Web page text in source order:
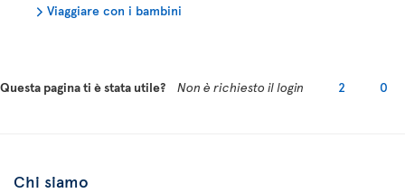
Viaggiare con i bambini
Questa pagina ti è stata utile? Non è richiesto il login 2 0
Chi siamo